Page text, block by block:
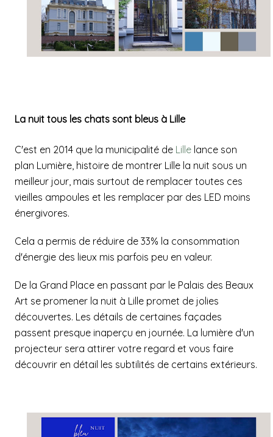
La nuit tous les chats sont bleus à Lille
C'est en 2014 que la municipalité de Lille lance son
plan Lumière, histoire de montrer Lille la nuit sous un
meilleur jour, mais surtout de remplacer toutes ces
vieilles ampoules et les remplacer par des LED moins
énergivores.
Cela a permis de réduire de 33% la consommation
d'énergie des lieux mis parfois peu en valeur.
De la Grand Place en passant par le Palais des Beaux
Art se promener la nuit à Lille promet de jolies
découvertes. Les détails de certaines façades
passent presque inaperçu en journée. La lumière d'un
projecteur sera attirer votre regard et vous faire
découvrir en détail les subtilités de certains extérieurs.